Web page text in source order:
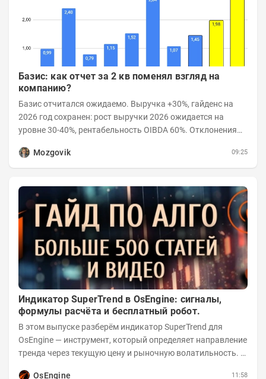
Базис: как отчет за 2 кв поменял взгляд на
компанию?
Базис отчитался ожидаемо. Выручка +30%, гайденс на
2026 год сохранен: рост выручки 2026 ожидается на
уровне 30-40%, рентабельность OIBDA 60%. Отклонения
Mozgovik
09:25
Индикатор SuperTrend в OsEngine: сигналы,
формулы расчёта и бесплатный робот.
В этом выпуске разберём индикатор SuperTrend для
OsEngine — инструмент, который определяет направление
тренда через текущую цену и рыночную волатильность. В
OsEngine
11:58